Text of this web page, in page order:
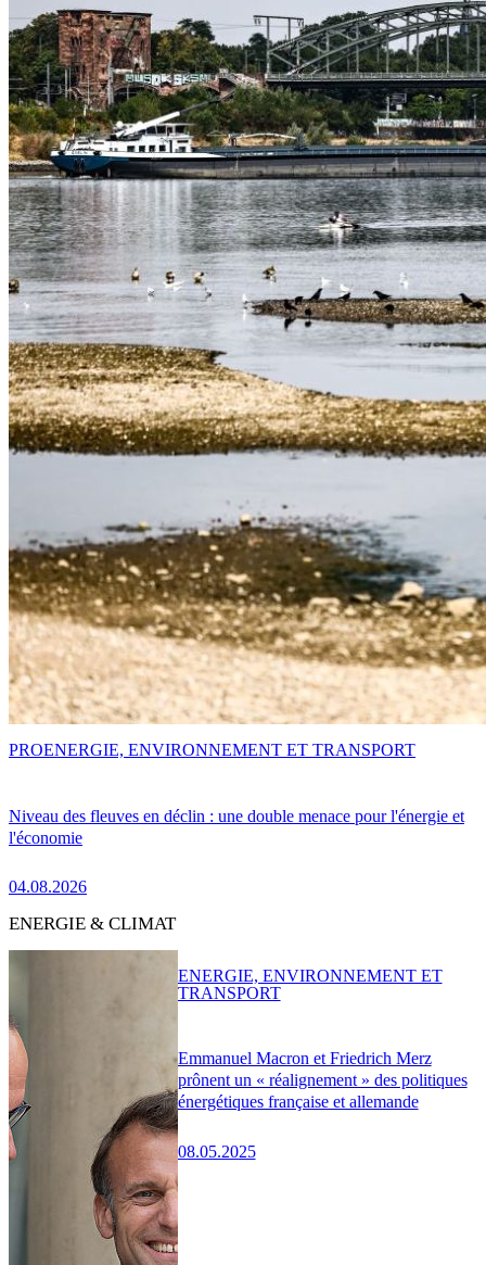
Niveau des fleuves en déclin : une double menace pour l'énergie et
l'économie
04.08.2026
PROENERGIE, ENVIRONNEMENT ET TRANSPORT
ENERGIE & CLIMAT
Emmanuel Macron et Friedrich Merz
prônent un « réalignement » des politiques
énergétiques française et allemande
08.05.2025
ENERGIE, ENVIRONNEMENT ET
TRANSPORT